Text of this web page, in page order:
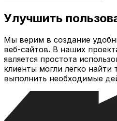
Улучшить
Мы верим в создание
веб-сайтов. В наших
является простота
клиенты могли легко найти
выполнить необходимые